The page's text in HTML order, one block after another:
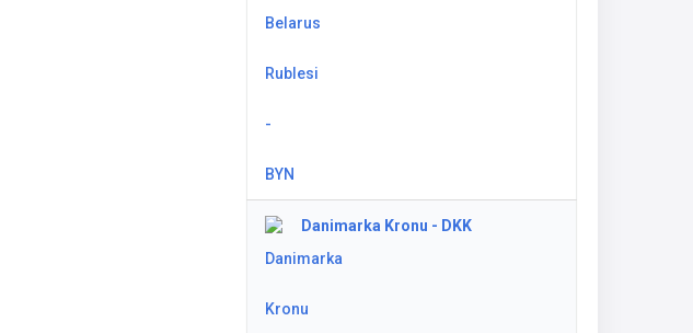
Danimarka Kronu - DKK